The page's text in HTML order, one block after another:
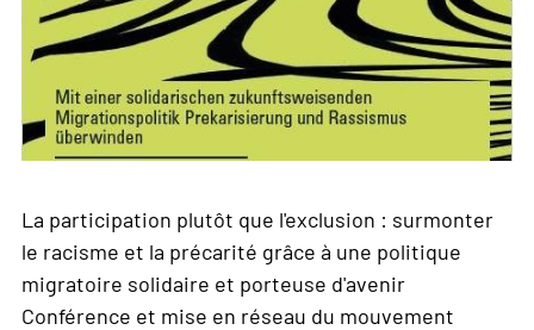
La participation plutôt que l'exclusion : surmonter
le racisme et la précarité grâce à une politique
migratoire solidaire et porteuse d'avenir
Conférence et mise en réseau du mouvement